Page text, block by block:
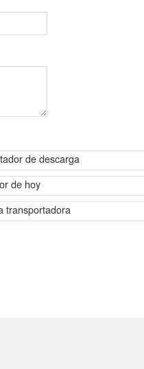
de descarga
de hoy
transportadora